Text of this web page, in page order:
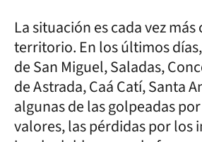
La situación es cada vez
territorio. En los últimos
de San Miguel, Saladas,
de Astrada, Caá Catí, Santa
algunas de las golpeadas
valores, las pérdidas por los